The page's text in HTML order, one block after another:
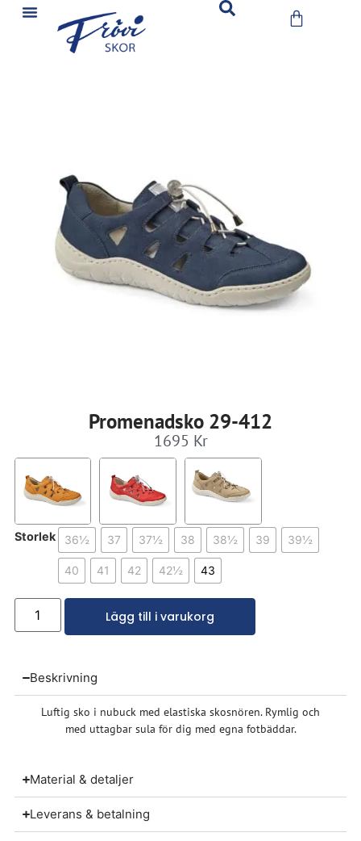
Promenadsko 29-412
1695 Kr
Storlek 36½ 37 37½ 38 38½ 39 39½
40 41 42 42½ 43
Lägg till i varukorg
Beskrivning
Luftig sko i nubuck med elastiska skosnören. Rymlig och
med uttagbar sula för dig med egna fotbäddar.
Material & detaljer
Leverans & betalning